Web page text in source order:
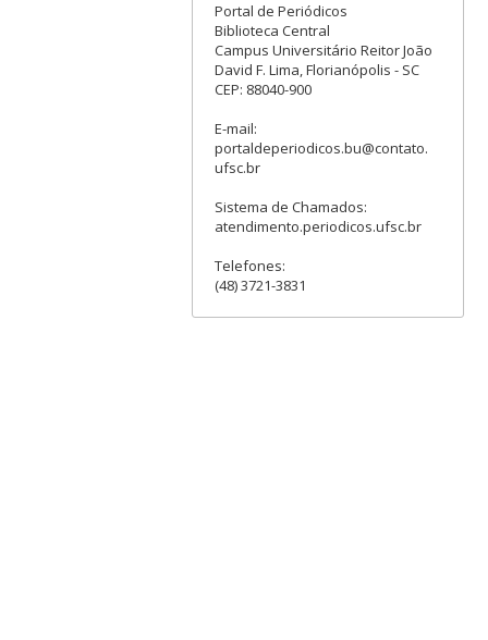
Portal de Periódicos
Biblioteca Central
Campus Universitário Reitor João
David F. Lima, Florianópolis - SC
CEP: 88040-900
E-mail:
portaldeperiodicos.bu@contato.
ufsc.br
Sistema de Chamados:
atendimento.periodicos.ufsc.br
Telefones:
(48) 3721-3831